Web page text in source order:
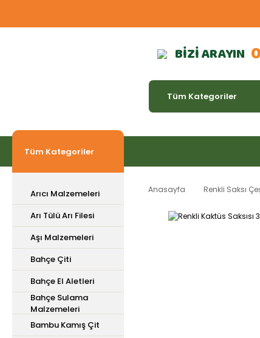
BİZİ ARAYIN
Tüm Kategoriler
Arıcı Malzemeleri
Arı Tülü Arı Filesi
Aşı Malzemeleri
Bahçe Çiti
Bahçe El Aletleri
Bahçe Sulama
Malzemeleri
Bambu Kamış Çit
Anasayfa Renkli Saksı